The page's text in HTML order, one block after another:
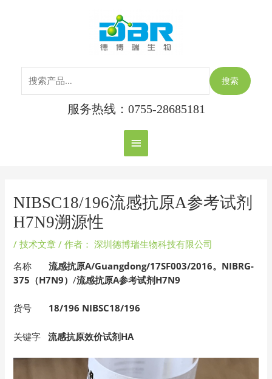
主
菜
单
搜索
服务热线：0755-28685181
NIBSC18/196流感抗原A参考试剂
H7N9溯源性
/技术文章 / 作者： 深圳德博瑞生物科技有限公司
名称流感抗原A/Guangdong/17SF003/2016。NIBRG-
375（H7N9）/流感抗原A参考试剂H7N9
货号 18/196 NIBSC18/196
关键字流感抗原效价试剂HA